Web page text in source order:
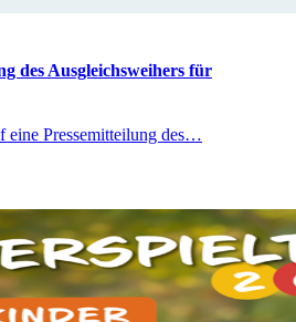
des Ausgleichsweihers für
eine Pressemitteilung des…